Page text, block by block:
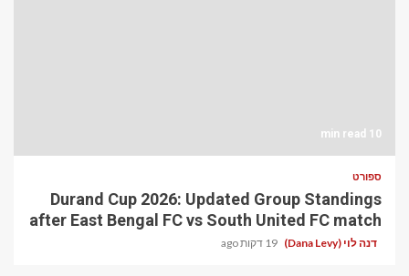
10 min read
ספורט
Durand Cup 2026: Updated Group Standings
after East Bengal FC vs South United FC match
דנה לוי (Dana Levy) 19 דקות ago